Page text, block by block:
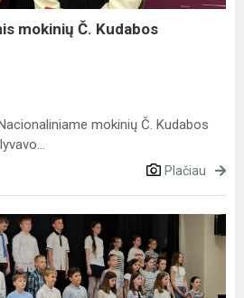
mokinių Č. Kudabos
mokinių Č. Kudabos
Plačiau